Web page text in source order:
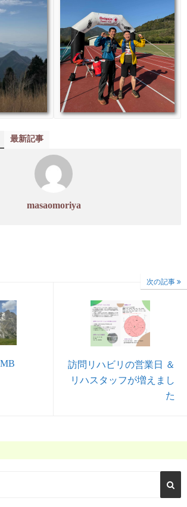
最新記事
masaomoriya
次の記事
訪問リハビリの営業日 ＆
リハスタッフが増えまし
た